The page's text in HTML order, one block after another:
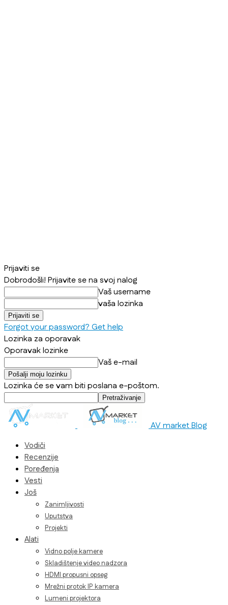
Prijaviti se
Dobrodošli! Prijavite se na svoj nalog
Vaš username
vaša lozinka
Forgot your password? Get help
Lozinka za oporavak
Oporavak lozinke
Vaš e-mail
Lozinka će se vam biti poslana e-poštom.
AV market Blog
Vodiči
Recenzije
Poređenja
Vesti
Još
Zanimljivosti
Uputstva
Projekti
Alati
Vidno polje kamere
Skladištenje video nadzora
HDMI propusni opseg
Mrežni protok IP kamera
Lumeni projektora